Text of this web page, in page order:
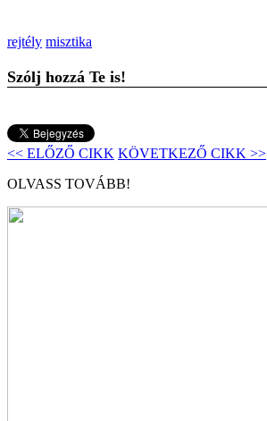
rejtély misztika
Szólj hozzá Te is!
<< ELŐZŐ CIKK KÖVETKEZŐ CIKK >>
OLVASS TOVÁBB!